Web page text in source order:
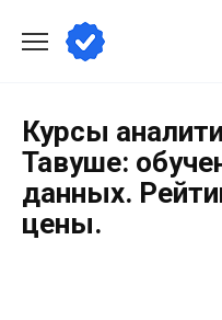
Курсы
Тавуше:
данных.
цены.